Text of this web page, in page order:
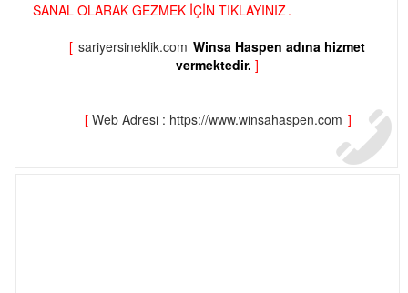
SANAL OLARAK GEZMEK İÇİN TIKLAYINIZ.
[ sariyersineklik.com Winsa Haspen adına hizmet
vermektedir. ]
[ Web Adresi : https://www.winsahaspen.com ]